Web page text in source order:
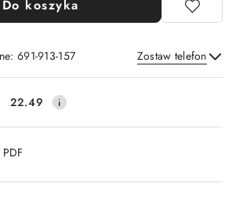
Do koszyka
691-913-157 Zostaw telefon
Wyślij
22.49